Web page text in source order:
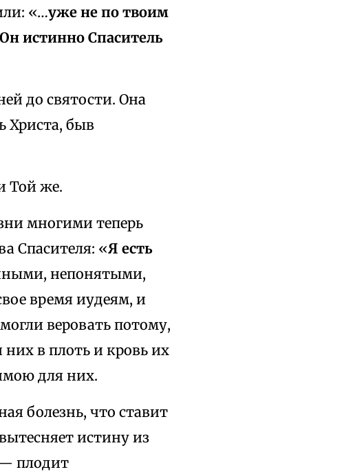
«…уже не по твоим
истинно Спаситель
до святости. Она
Христа, быв
Той же.
многими теперь
Спасителя: «Я есть
непонятыми,
время иудеям, и
веровать потому,
в плоть и кровь их
для них.
болезнь, что ставит
истину из
плодит